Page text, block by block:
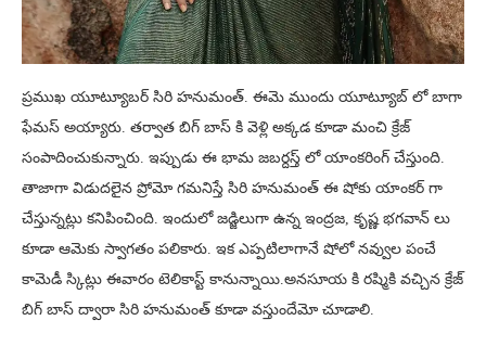
ప్రముఖ యూట్యూబర్ సిరి హనుమంత్. ఈమె ముందు యూట్యూబ్ లో బాగా
ఫేమస్ అయ్యారు. తర్వాత బిగ్ బాస్ కి వెళ్లి అక్కడ కూడా మంచి క్రేజ్
సంపాదించుకున్నారు. ఇప్పుడు ఈ భామ జబర్దస్త్ లో యాంకరింగ్ చేస్తుంది.
తాజాగా విడుదలైన ప్రోమో గమనిస్తే సిరి హనుమంత్ ఈ షోకు యాంకర్ గా
చేస్తున్నట్లు కనిపించింది. ఇందులో జడ్జిలుగా ఉన్న ఇంద్రజ, కృష్ణ భగవాన్ లు
కూడా ఆమెకు స్వాగతం పలికారు. ఇక ఎప్పటిలాగానే షోలో నవ్వుల పంచే
కామెడీ స్కిట్లు ఈవారం టెలికాస్ట్ కానున్నాయి.అనసూయ కి రష్మికి వచ్చిన క్రేజ్
బిగ్ బాస్ ద్వారా సిరి హనుమంత్ కూడా వస్తుందేమో చూడాలి.